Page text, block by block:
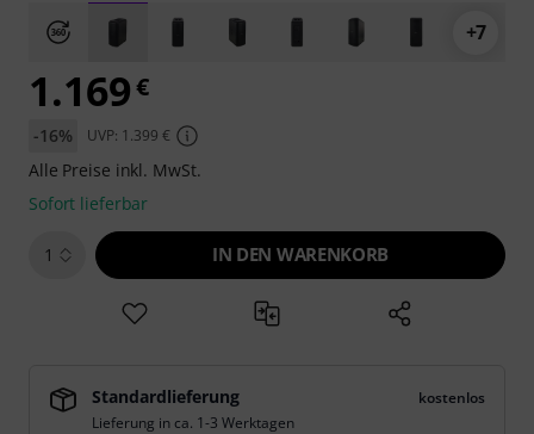
+7
1.169€
-16% UVP: 1.399 €
Alle Preise inkl. MwSt.
Sofort lieferbar
1 IN DEN WARENKORB
Standardlieferung
kostenlos
Lieferung in ca. 1-3 Werktagen